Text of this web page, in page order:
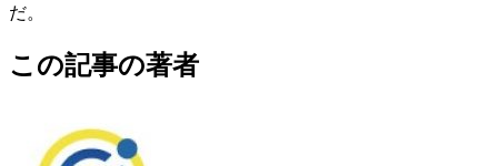
だ。
この記事の著者